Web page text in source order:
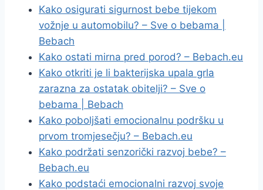
Kako osigurati sigurnost bebe tijekom
vožnje u automobilu? – Sve o bebama |
Bebach
Kako ostati mirna pred porod? – Bebach.eu
Kako otkriti je li bakterijska upala grla
zarazna za ostatak obitelji? – Sve o
bebama | Bebach
Kako poboljšati emocionalnu podršku u
prvom tromjesečju? – Bebach.eu
Kako podržati senzorički razvoj bebe? –
Bebach.eu
Kako podstaći emocionalni razvoj svoje